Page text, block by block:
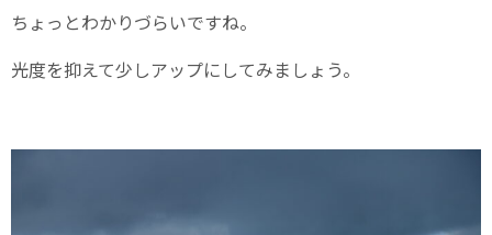
ちょっとわかりづらいですね。
光度を抑えて少しアップにしてみましょう。